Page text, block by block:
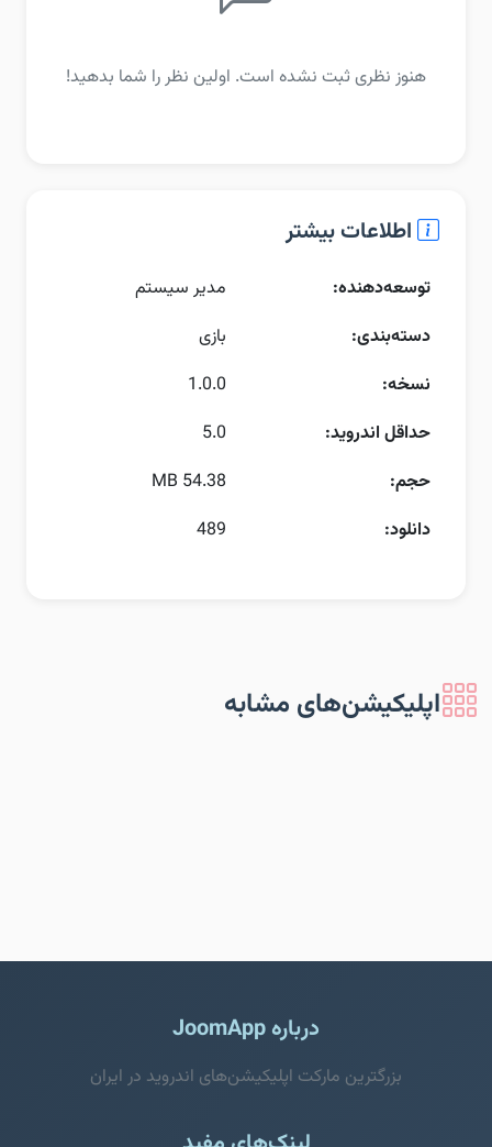
هنوز نظری ثبت نشده است. اولین نظر را شما بدهید!
اطلاعات بیشتر
توسعه‌دهنده:
مدیر سیستم
دسته‌بندی:
بازی
نسخه:
1.0.0
حداقل اندروید:
5.0
حجم:
54.38 MB
دانلود:
489
اپلیکیشن‌های مشابه
درباره JoomApp
بزرگترین مارکت اپلیکیشن‌های اندروید در ایران